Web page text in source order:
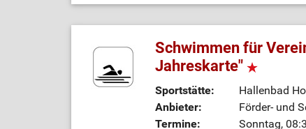
Schwimmen für
Jahreskarte"
Sportstätte:
Hallenbad
Anbieter:
Förder- und
Termine:
Sonntag,